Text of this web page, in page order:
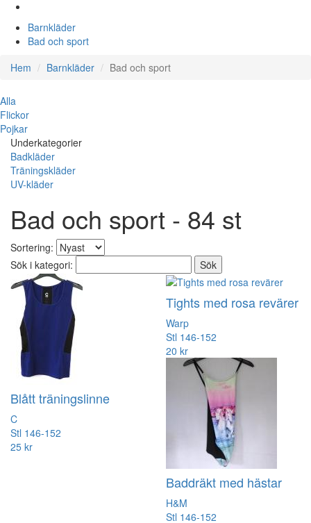
Barnkläder
Bad och sport
Hem
Barnkläder Bad och sport
Alla
Flickor
Pojkar
Underkategorier
Badkläder
Träningskläder
UV-kläder
Bad och sport - 84 st
Sortering:
Sök i kategori:
Blått träningslinne
C
Stl 146-152
25 kr
Tights med rosa revärer
Warp
Stl 146-152
20 kr
Baddräkt med hästar
H&M
Stl 146-152